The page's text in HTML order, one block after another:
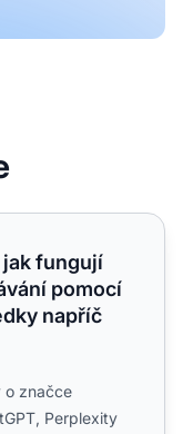
zmínky o značce
jak fungují
pomocí
napříč
o značce
Perplexity